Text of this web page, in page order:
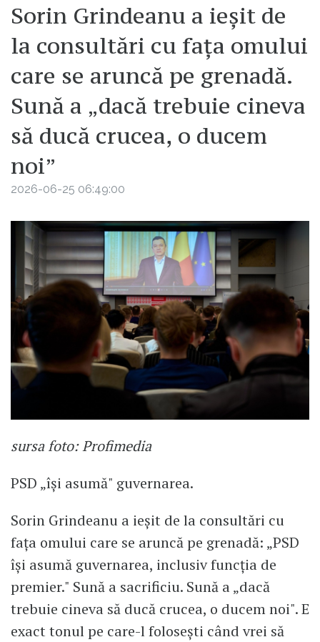
Sorin Grindeanu a ieșit de
la consultări cu fața omului
care se aruncă pe grenadă.
Sună a „dacă trebuie cineva
să ducă crucea, o ducem
noi”
2026-06-25 06:49:00
sursa foto: Profimedia
PSD „își asumă" guvernarea.
Sorin Grindeanu a ieșit de la consultări cu
fața omului care se aruncă pe grenadă: „PSD
își asumă guvernarea, inclusiv funcția de
premier." Sună a sacrificiu. Sună a „dacă
trebuie cineva să ducă crucea, o ducem noi". E
exact tonul pe care-l folosești când vrei să